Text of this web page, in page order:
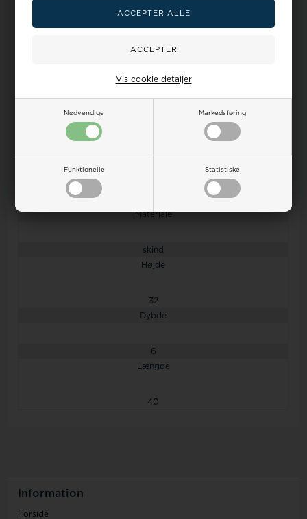
Nødvendige Markedsføring
Funktionelle Statistiske
Vis cookie detaljer
Bon Gout
Materiale
skind
Højde
32
Dybde
6
Længde
40
Information
Forside